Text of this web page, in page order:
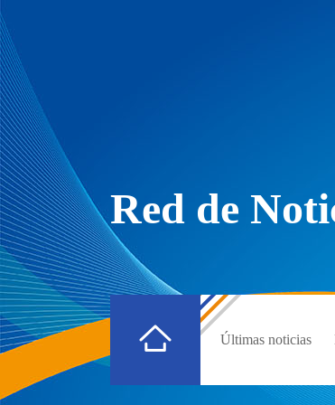
Red de
Últimas noticias